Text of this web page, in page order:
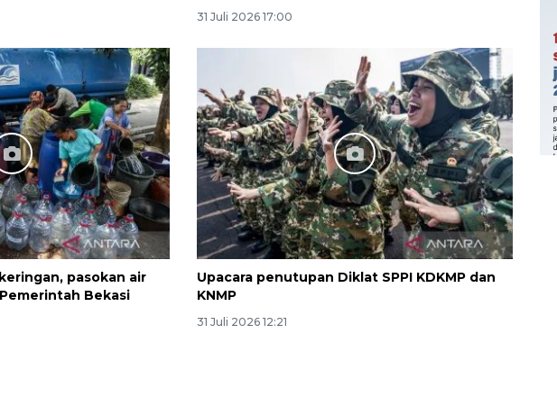
31 Juli 2026 17:00
pasokan air
Bekasi
Upacara penutupan Diklat SPPI KDKMP dan
KNMP
31 Juli 2026 12:21